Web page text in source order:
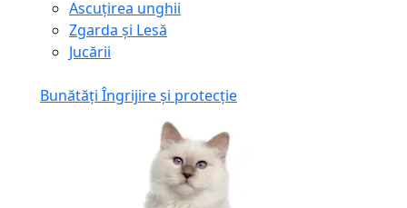
Ascuţirea unghii
Zgarda și Lesă
Jucării
Bunătăți Îngrijire și protecție